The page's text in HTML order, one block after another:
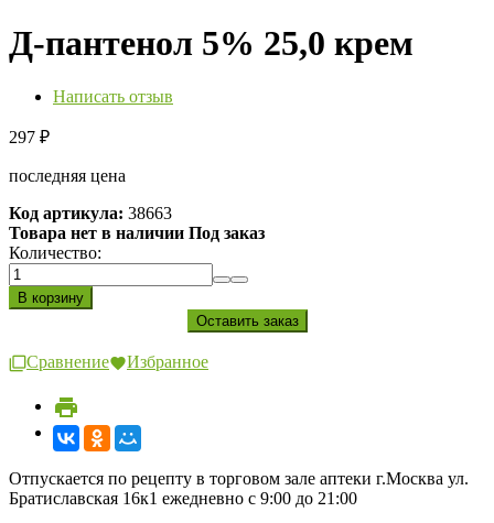
Д-пантенол 5% 25,0 крем
Написать отзыв
297 ₽
последняя цена
Код артикула: 38663
Товара нет в наличии Под заказ
Количество:
Сравнение Избранное
Отпускается по рецепту в торговом зале аптеки г.Москва ул.
Братиславская 16к1 ежедневно с 9:00 до 21:00